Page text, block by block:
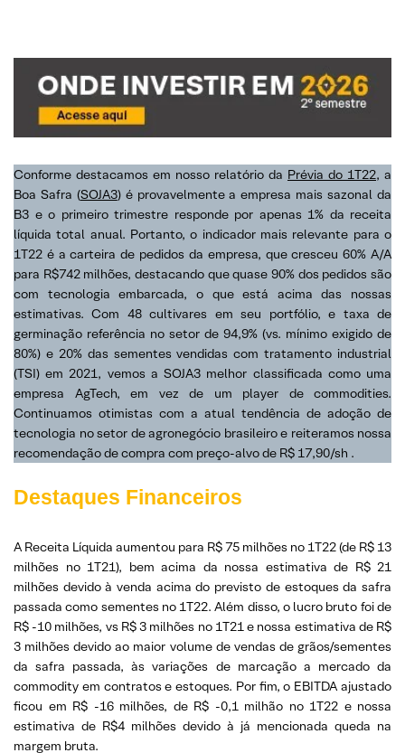
Conforme destacamos em nosso relatório da Prévia do 1T22, a
Boa Safra (SOJA3) é provavelmente a empresa mais sazonal da
B3 e o primeiro trimestre responde por apenas 1% da receita
líquida total anual. Portanto, o indicador mais relevante para o
1T22 é a carteira de pedidos da empresa, que cresceu 60% A/A
para R$742 milhões, destacando que quase 90% dos pedidos são
com tecnologia embarcada, o que está acima das nossas
estimativas. Com 48 cultivares em seu portfólio, e taxa de
germinação referência no setor de 94,9% (vs. mínimo exigido de
80%) e 20% das sementes vendidas com tratamento industrial
(TSI) em 2021, vemos a SOJA3 melhor classificada como uma
empresa AgTech, em vez de um player de commodities.
Continuamos otimistas com a atual tendência de adoção de
tecnologia no setor de agronegócio brasileiro e reiteramos nossa
recomendação de compra com preço-alvo de R$ 17,90/sh .
Destaques Financeiros
A Receita Líquida aumentou para R$ 75 milhões no 1T22 (de R$ 13
milhões no 1T21), bem acima da nossa estimativa de R$ 21
milhões devido à venda acima do previsto de estoques da safra
passada como sementes no 1T22. Além disso, o lucro bruto foi de
R$ -10 milhões, vs R$ 3 milhões no 1T21 e nossa estimativa de R$
3 milhões devido ao maior volume de vendas de grãos/sementes
da safra passada, às variações de marcação a mercado da
commodity em contratos e estoques. Por fim, o EBITDA ajustado
ficou em R$ -16 milhões, de R$ -0,1 milhão no 1T22 e nossa
estimativa de R$4 milhões devido à já mencionada queda na
margem bruta.